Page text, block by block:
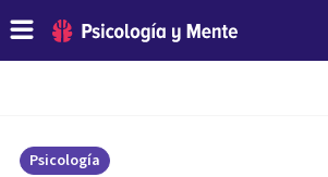
Psicología